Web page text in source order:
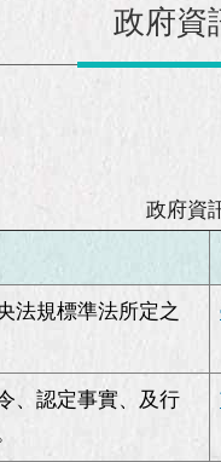
政府資
政府資
法規標準法所定之
、認定事實、及行